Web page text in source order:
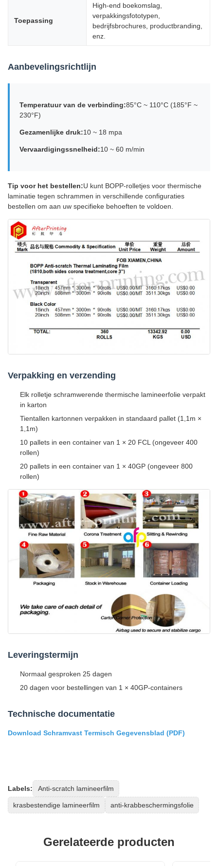
Toepassing
High-end boekomslag,
verpakkingsfototypen,
bedrijfsbrochures, productbranding,
enz.
Aanbevelingsrichtlijn
Temperatuur van de verbinding:85°C ~ 110°C (185°F ~
230°F)
Gezamenlijke druk:10 ~ 18 mpa
Vervaardigingssnelheid:10 ~ 60 m/min
Tip voor het bestellen:U kunt BOPP-rolletjes voor thermische
lamina­tie tegen schrammen in verschillende configuraties
bestellen om aan uw specifieke behoeften te voldoen.
Verpakking en verzending
Elk rolletje schramwerende thermische lamineerfolie verpakt
in karton
Tientallen kartonnen verpakken in standaard pallet (1,1m ×
1,1m)
10 pallets in een container van 1 × 20 FCL (ongeveer 400
rollen)
20 pallets in een container van 1 × 40GP (ongeveer 800
rollen)
Leveringstermijn
Normaal gesproken 25 dagen
20 dagen voor bestellingen van 1 × 40GP-containers
Technische documentatie
Download Schramvast Termisch Gegevensblad (PDF)
Labels: Anti-scratch lamineerfilm
krasbestendige lamineerfilm anti-krabbeschermingsfolie
Gerelateerde producten